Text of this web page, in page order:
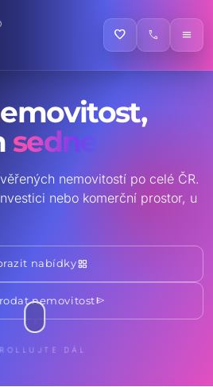
favorite call menu
sedne
nemovitostí po celé ČR.
nebo komerční prostor, u
nabídkygrid_view
nemovitostsend
DÁL